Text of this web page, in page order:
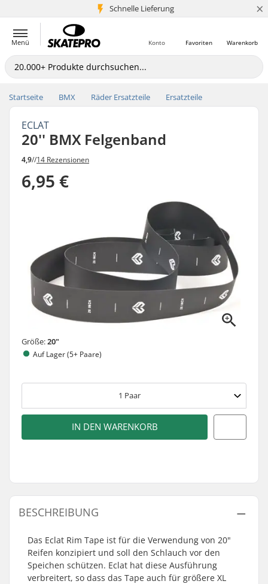
Schnelle Lieferung
5+ Mio. Kunden ×
Menü Warenkorb
Favoriten
Konto
Startseite BMX Räder Ersatzteile Ersatzteile
ECLAT
20'' BMX Felgenband
4,9//14 Rezensionen
6,95 €
Größe:20"
Auf Lager (5+ Paare)
1 Paar
IN DEN WARENKORB
BESCHREIBUNG
Das Eclat Rim Tape ist für die Verwendung von 20"
Reifen konzipiert und soll den Schlauch vor den
Speichen schützen. Eclat hat diese Ausführung
verbreitert, so dass das Tape auch für größere XL